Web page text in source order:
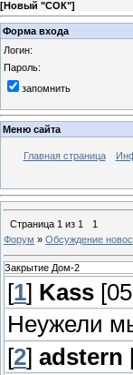
[Новый "СОК"]
Форма входа
Логин:
Пароль:
запомнить
Меню сайта
Главная страница
Страница 1 из 1
1
Форум » Обсуждение
Закрытие Дом-2
[1] Kass
Неужели
[2] adstern